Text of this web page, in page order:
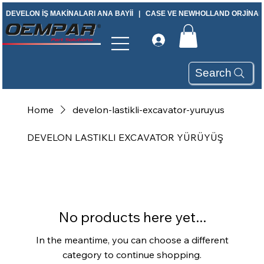
DEVELON İŞ MAKİNALARI ANA BAYİİ   |   CASE VE NEWHOLLAND
Search
Home develon-lastikli-excavator-yuruyus
DEVELON LASTIKLI EXCAVATOR YÜRÜYÜŞ
No products here yet...
In the meantime, you can choose a different
category to continue shopping.